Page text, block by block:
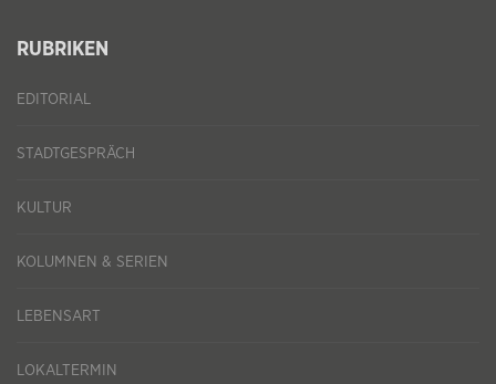
RUBRIKEN
EDITORIAL
STADTGESPRÄCH
KULTUR
KOLUMNEN & SERIEN
LEBENSART
LOKALTERMIN